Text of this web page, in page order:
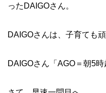
ったDAIGOさん。
DAIGOさんは、子育ても
DAIGOさん「AGO＝朝5時